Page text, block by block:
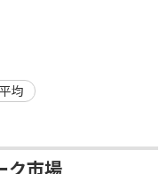
均
ク市場